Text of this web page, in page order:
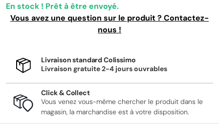
En stock ! Prêt à être envoyé.
Vous avez une question sur le produit ? Contactez-
nous !
Livraison standard Colissimo
Livraison gratuite 2-4 jours ouvrables
Click & Collect
Vous venez vous-même chercher le produit dans le
magasin, la marchandise est à votre disposition.